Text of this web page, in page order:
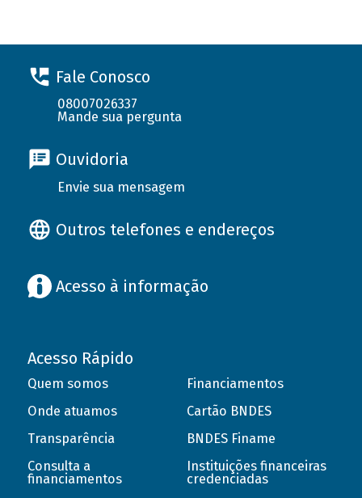
Fale Conosco
08007026337
Mande sua pergunta
Ouvidoria
Envie sua mensagem
Outros telefones e endereços
Acesso à informação
Acesso Rápido
Quem somos
Onde atuamos
Transparência
Consulta a
financiamentos
Financiamentos
Cartão BNDES
BNDES Finame
Instituições financeiras
credenciadas